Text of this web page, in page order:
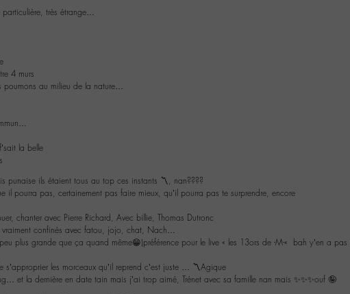
très étrange…
4 murs
poumons au milieu de la nature…
la belle
punaise ils étaient tous au top ces instants 〽️, nan????
il pourra pas, certainement pas faire mieux, qu’il pourra pas te surprendre, encore
chanter avec Pierre Richard, Avec billie, Thomas Dutronc
vraiment confinés avec fatou, jojo, chat, Nach…
plus grande que ça quand même😁)préférence pour le live « les 13ors de -M-« bah y’en a
les morceaux qu’il reprend c’est juste … 〽️Agique
et la dernière en date tain mais j’ai trop aimé, Trénet avec sa famille nan mais ✨✨✨ouf 🤪